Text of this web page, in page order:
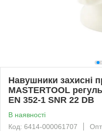
Навушники захисні
MASTERTOOL
EN 352-1 SNR 22 DB
В наявності
Код: 6414-000061707
Опт